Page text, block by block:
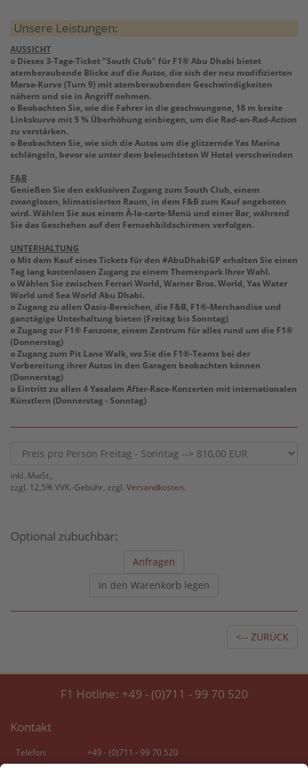
Unsere Leistungen:
AUSSICHT
o Dieses 3-Tage-Ticket "South Club" für F1® Abu Dhabi bietet
atemberaubende Blicke auf die Autos, die sich der neu modifizierten
Marsa-Kurve (Turn 9) mit atemberaubenden Geschwindigkeiten
nähern und sie in Angriff nehmen.
o Beobachten Sie, wie die Fahrer in die geschwungene, 18 m breite
Linkskurve mit 5 % Überhöhung einbiegen, um die Rad-an-Rad-Action
zu verstärken.
o Beobachten Sie, wie sich die Autos um die glitzernde Yas Marina
schlängeln, bevor sie unter dem beleuchteten W Hotel verschwinden
F&B
Genießen Sie den exklusiven Zugang zum South Club, einem
zwanglosen, klimatisierten Raum, in dem F&B zum Kauf angeboten
wird. Wählen Sie aus einem À-la-carte-Menü und einer Bar, während
Sie das Geschehen auf den Fernsehbildschirmen verfolgen.
UNTERHALTUNG
o Mit dem Kauf eines Tickets für den #AbuDhabiGP erhalten Sie einen
Tag lang kostenlosen Zugang zu einem Themenpark Ihrer Wahl.
o Wählen Sie zwischen Ferrari World, Warner Bros. World, Yas Water
World und Sea World Abu Dhabi.
o Zugang zu allen Oasis-Bereichen, die F&B, F1®-Merchandise und
ganztägige Unterhaltung bieten (Freitag bis Sonntag)
o Zugang zur F1® Fanzone, einem Zentrum für alles rund um die F1®
(Donnerstag)
o Zugang zum Pit Lane Walk, wo Sie die F1®-Teams bei der
Vorbereitung ihrer Autos in den Garagen beobachten können
(Donnerstag)
o Eintritt zu allen 4 Yasalam After-Race-Konzerten mit internationalen
Künstlern (Donnerstag - Sonntag)
inkl. MwSt.,
zzgl. 12,5% VVK.-Gebühr, zzgl. Versandkosten.
Optional zubuchbar:
Anfragen
In den Warenkorb legen
<-- ZURÜCK
F1 Hotline: +49 - (0)711 - 99 70 520
Kontakt
Telefon:
+49 - (0)711 - 99 70 520